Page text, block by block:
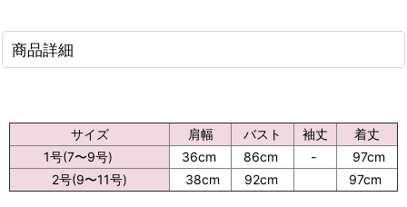
商品詳細
サイズ 肩幅 バスト 袖丈
着丈
1号(7〜9号)
36cm 86cm -
97cm
2号(9〜11号)
38cm 92cm 97cm